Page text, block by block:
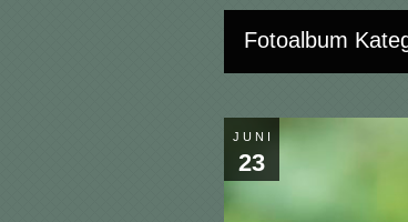
Fotoalbum
JUNI
23